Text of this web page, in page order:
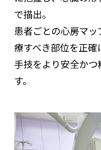
で描出。
患者ごとの心房マ
療すべき部位を正
手技をより安全か
す。